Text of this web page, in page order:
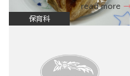
read more
保育科